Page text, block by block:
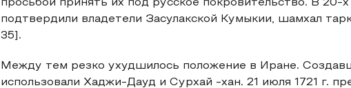
просьбой принять их под русское покровительство. В 20-
подтвердили владетели Засулакской Кумыкии, шамхал
35].
Между тем резко ухудшилось положение в Иране.
использовали Хаджи-Дауд и Сурхай -хан. 21 июля 1721 г.